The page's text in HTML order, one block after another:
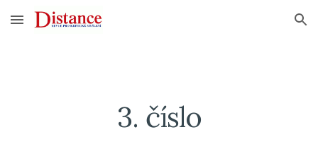
Skip to main content Skip to navigation
3. číslo